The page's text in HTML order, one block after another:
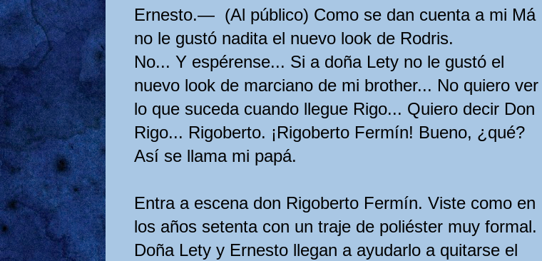
Ernesto.— (Al público) Como se dan cuenta a mi Má
no le gustó nadita el nuevo look de Rodris.
No... Y espérense... Si a doña Lety no le gustó el
nuevo look de marciano de mi brother... No quiero ver
lo que suceda cuando llegue Rigo... Quiero decir Don
Rigo... Rigoberto. ¡Rigoberto Fermín! Bueno, ¿qué?
Así se llama mi papá.
Entra a escena don Rigoberto Fermín. Viste como en
los años setenta con un traje de poliéster muy formal.
Doña Lety y Ernesto llegan a ayudarlo a quitarse el